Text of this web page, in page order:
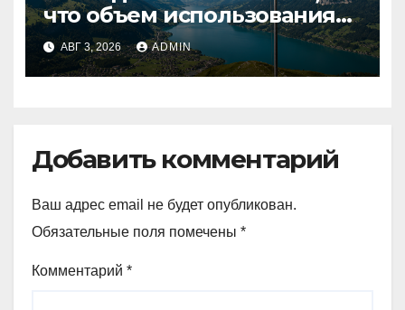
что объем использования
криптовалют в Швейцарии
в два раза превышает
аналогичный показатель в
АВГ 3, 2026 ADMIN
Добавить комментарий
Ваш адрес email не будет опубликован.
Обязательные поля помечены *
Комментарий *